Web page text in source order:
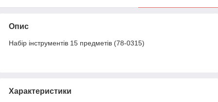
Опис
Набір інструментів 15 предметів (78-0315)
Характеристики